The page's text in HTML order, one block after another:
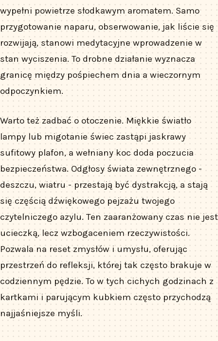
wypełni powietrze słodkawym aromatem. Samo
przygotowanie naparu, obserwowanie, jak liście się
rozwijają, stanowi medytacyjne wprowadzenie w
stan wyciszenia. To drobne działanie wyznacza
granicę między pośpiechem dnia a wieczornym
odpoczynkiem.
Warto też zadbać o otoczenie. Miękkie światło
lampy lub migotanie świec zastąpi jaskrawy
sufitowy plafon, a wełniany koc doda poczucia
bezpieczeństwa. Odgłosy świata zewnętrznego -
deszczu, wiatru - przestają być dystrakcją, a stają
się częścią dźwiękowego pejzażu twojego
czytelniczego azylu. Ten zaaranżowany czas nie jest
ucieczką, lecz wzbogaceniem rzeczywistości.
Pozwala na reset zmysłów i umysłu, oferując
przestrzeń do refleksji, której tak często brakuje w
codziennym pędzie. To w tych cichych godzinach z
kartkami i parującym kubkiem często przychodzą
najjaśniejsze myśli.